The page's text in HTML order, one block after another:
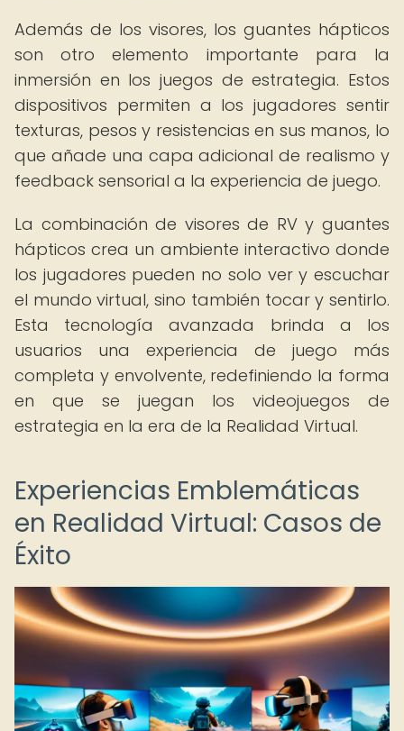
Además de los visores, los guantes hápticos
son otro elemento importante para la
inmersión en los juegos de estrategia. Estos
dispositivos permiten a los jugadores sentir
texturas, pesos y resistencias en sus manos, lo
que añade una capa adicional de realismo y
feedback sensorial a la experiencia de juego.
La combinación de visores de RV y guantes
hápticos crea un ambiente interactivo donde
los jugadores pueden no solo ver y escuchar
el mundo virtual, sino también tocar y sentirlo.
Esta tecnología avanzada brinda a los
usuarios una experiencia de juego más
completa y envolvente, redefiniendo la forma
en que se juegan los videojuegos de
estrategia en la era de la Realidad Virtual.
Experiencias Emblemáticas
en Realidad Virtual: Casos de
Éxito